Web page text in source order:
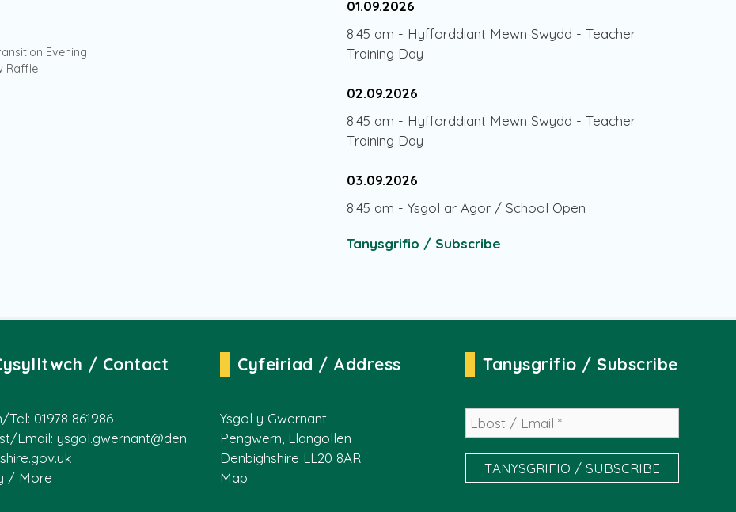
Evening
Raffle
01.09.2026
8:45 am - Hyfforddiant Mewn Swydd - Teacher
Training Day
02.09.2026
8:45 am - Hyfforddiant Mewn Swydd - Teacher
Training Day
03.09.2026
8:45 am - Ysgol ar Agor / School Open
Tanysgrifio / Subscribe
/ Contact
Tel: 01978 861986
Email: ysgol.gwernant@den
/ More
Cyfeiriad / Address
Ysgol y Gwernant
Pengwern, Llangollen
Denbighshire LL20 8AR
Map
Tanysgrifio / Subscribe